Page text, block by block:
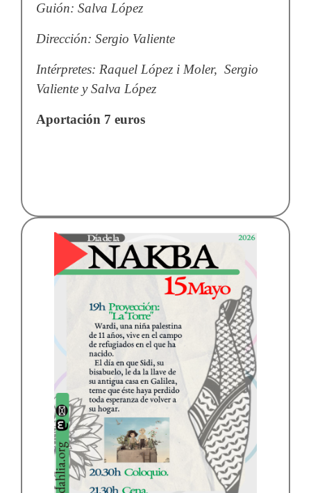
Guión: Salva López
Dirección: Sergio Valiente
Intérpretes: Raquel López i Moler, Sergio
Valiente y Salva López
Aportación 7 euros